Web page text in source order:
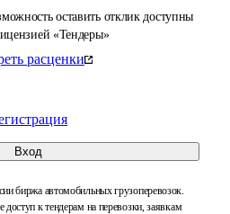
оставить отклик доступны
«Тендеры»
расценки
Вход
биржа автомобильных грузоперевозок.
доступ к тендерам на перевозки, заявкам